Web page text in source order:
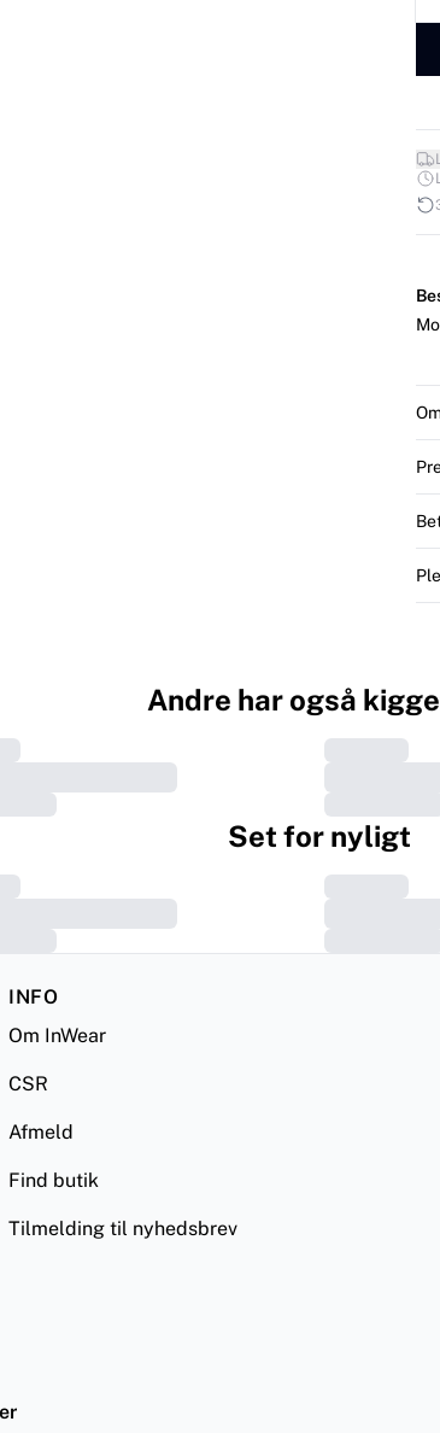
Andre har også
Set for nyligt
INFO
Om InWear
CSR
Afmeld
Find butik
Tilmelding til nyhedsbrev